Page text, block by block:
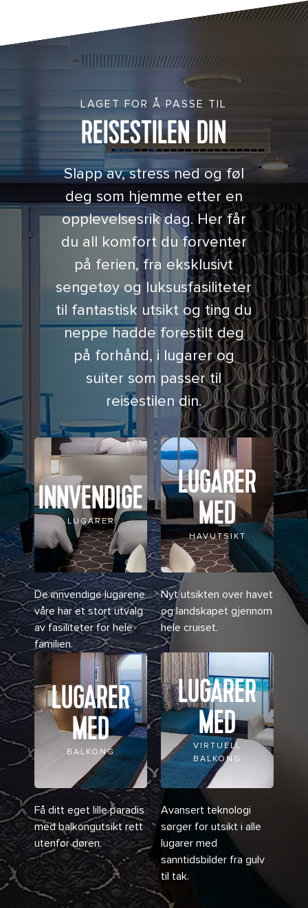
Cruise Junior Suite with Balcony Cat. JS
LAGET FOR Å PASSE TIL
REISESTILEN DIN
Slapp av, stress ned og føl
deg som hjemme etter en
opplevelsesrik dag. Her får
du all komfort du forventer
på ferien, fra eksklusivt
sengetøy og luksusfasiliteter
til fantastisk utsikt og ting du
neppe hadde forestilt deg
på forhånd, i lugarer og
suiter som passer til
reisestilen din.
INNVENDIGE
LUGARER
De innvendige lugarene
våre har et stort utvalg
av fasiliteter for hele
familien.
LUGARER
MED
HAVUTSIKT
Nyt utsikten over havet
og landskapet gjennom
hele cruiset.
LUGARER
MED
BALKONG
Få ditt eget lille paradis
med balkongutsikt rett
utenfor døren.
LUGARER
MED
VIRTUELL
BALKONG
Avansert teknologi
sørger for utsikt i alle
lugarer med
sanntidsbilder fra gulv
til tak.